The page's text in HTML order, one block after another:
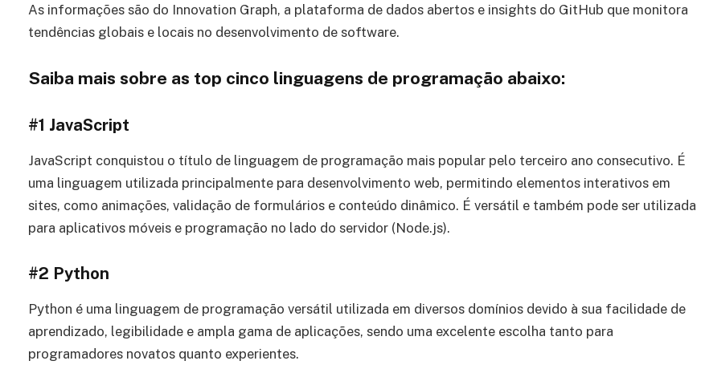
As informações são do Innovation Graph, a plataforma de dados abertos e insights do GitHub que monitora
tendências globais e locais no desenvolvimento de software.
Saiba mais sobre as top cinco linguagens de programação abaixo:
#1 JavaScript
JavaScript conquistou o título de linguagem de programação mais popular pelo terceiro ano consecutivo. É
uma linguagem utilizada principalmente para desenvolvimento web, permitindo elementos interativos em
sites, como animações, validação de formulários e conteúdo dinâmico. É versátil e também pode ser utilizada
para aplicativos móveis e programação no lado do servidor (Node.js).
#2 Python
Python é uma linguagem de programação versátil utilizada em diversos domínios devido à sua facilidade de
aprendizado, legibilidade e ampla gama de aplicações, sendo uma excelente escolha tanto para
programadores novatos quanto experientes.